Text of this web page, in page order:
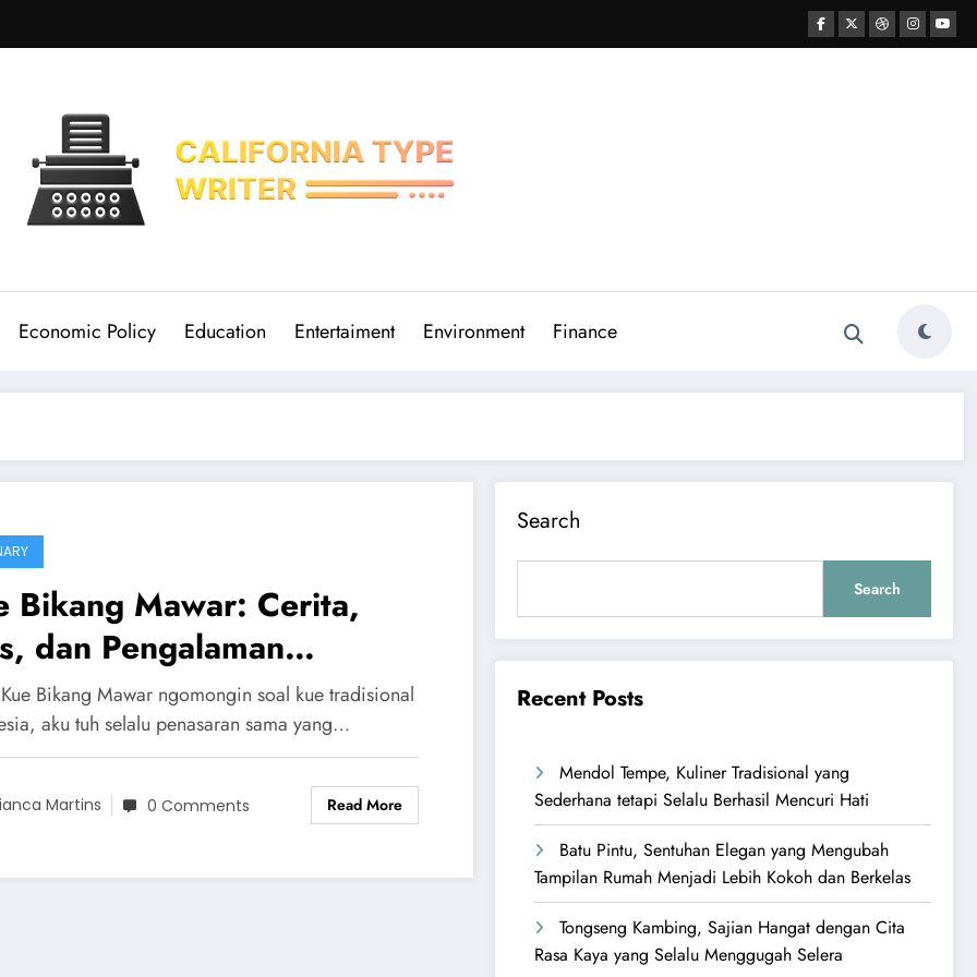
Economic Policy Education Entertaiment Environment Finance
Bikang Mawar: Cerita,
dan Pengalaman
yang Anti Gagal
Bikang Mawar ngomongin soal kue tradisional
aku tuh selalu penasaran sama yang…
Martins 0 Comments Read More
Search
Search
Recent Posts
Mendol Tempe, Kuliner Tradisional yang
Sederhana tetapi Selalu Berhasil Mencuri Hati
Batu Pintu, Sentuhan Elegan yang Mengubah
Tampilan Rumah Menjadi Lebih Kokoh dan Berkelas
Tongseng Kambing, Sajian Hangat dengan Cita
Rasa Kaya yang Selalu Menggugah Selera